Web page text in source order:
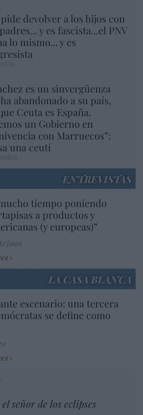
devolver a los hijos con
y es fascista...el PNV
lo mismo... y es
es un sinvergüenza
abandonado a su país,
Ceuta es España.
un Gobierno en
con Marruecos”:
una ceutí
ENTREVISTAS
tiempo poniendo
a productos y
(y europeas)”
LA CASA BLANCA
escenario: una tercera
se define como
señor de los eclipses